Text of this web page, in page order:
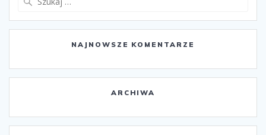
NAJNOWSZE KOMENTARZE
ARCHIWA